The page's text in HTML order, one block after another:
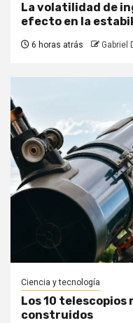
La volatilidad de
efecto en la
6 horas atrás Gabriel
Ciencia y tecnología
Los 10 telescopios
construidos